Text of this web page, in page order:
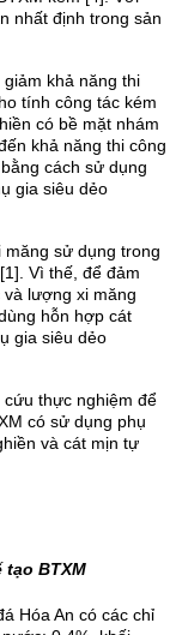
nhất định trong sản
khả năng thi
tính công tác kém
có bề mặt nhám
khả năng thi công
cách sử dụng
gia siêu dẻo
sử dụng trong
Vì thế, để đảm
lượng xi măng
hỗn hợp cát
gia siêu dẻo
cứu thực nghiệm để
có sử dụng phụ
và cát mịn tự
BTXM
Hóa An có các chỉ